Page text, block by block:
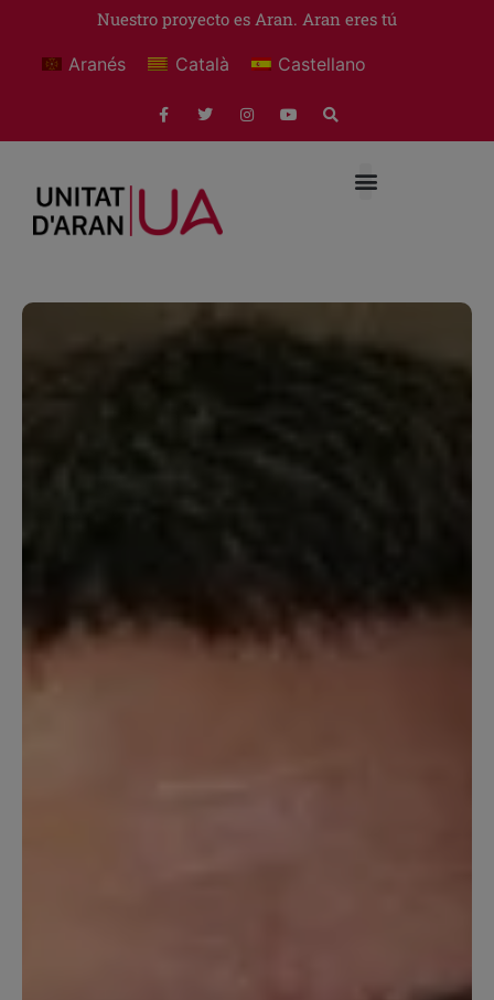
Nuestro proyecto es Aran. Aran eres tú
Aranés Català Castellano